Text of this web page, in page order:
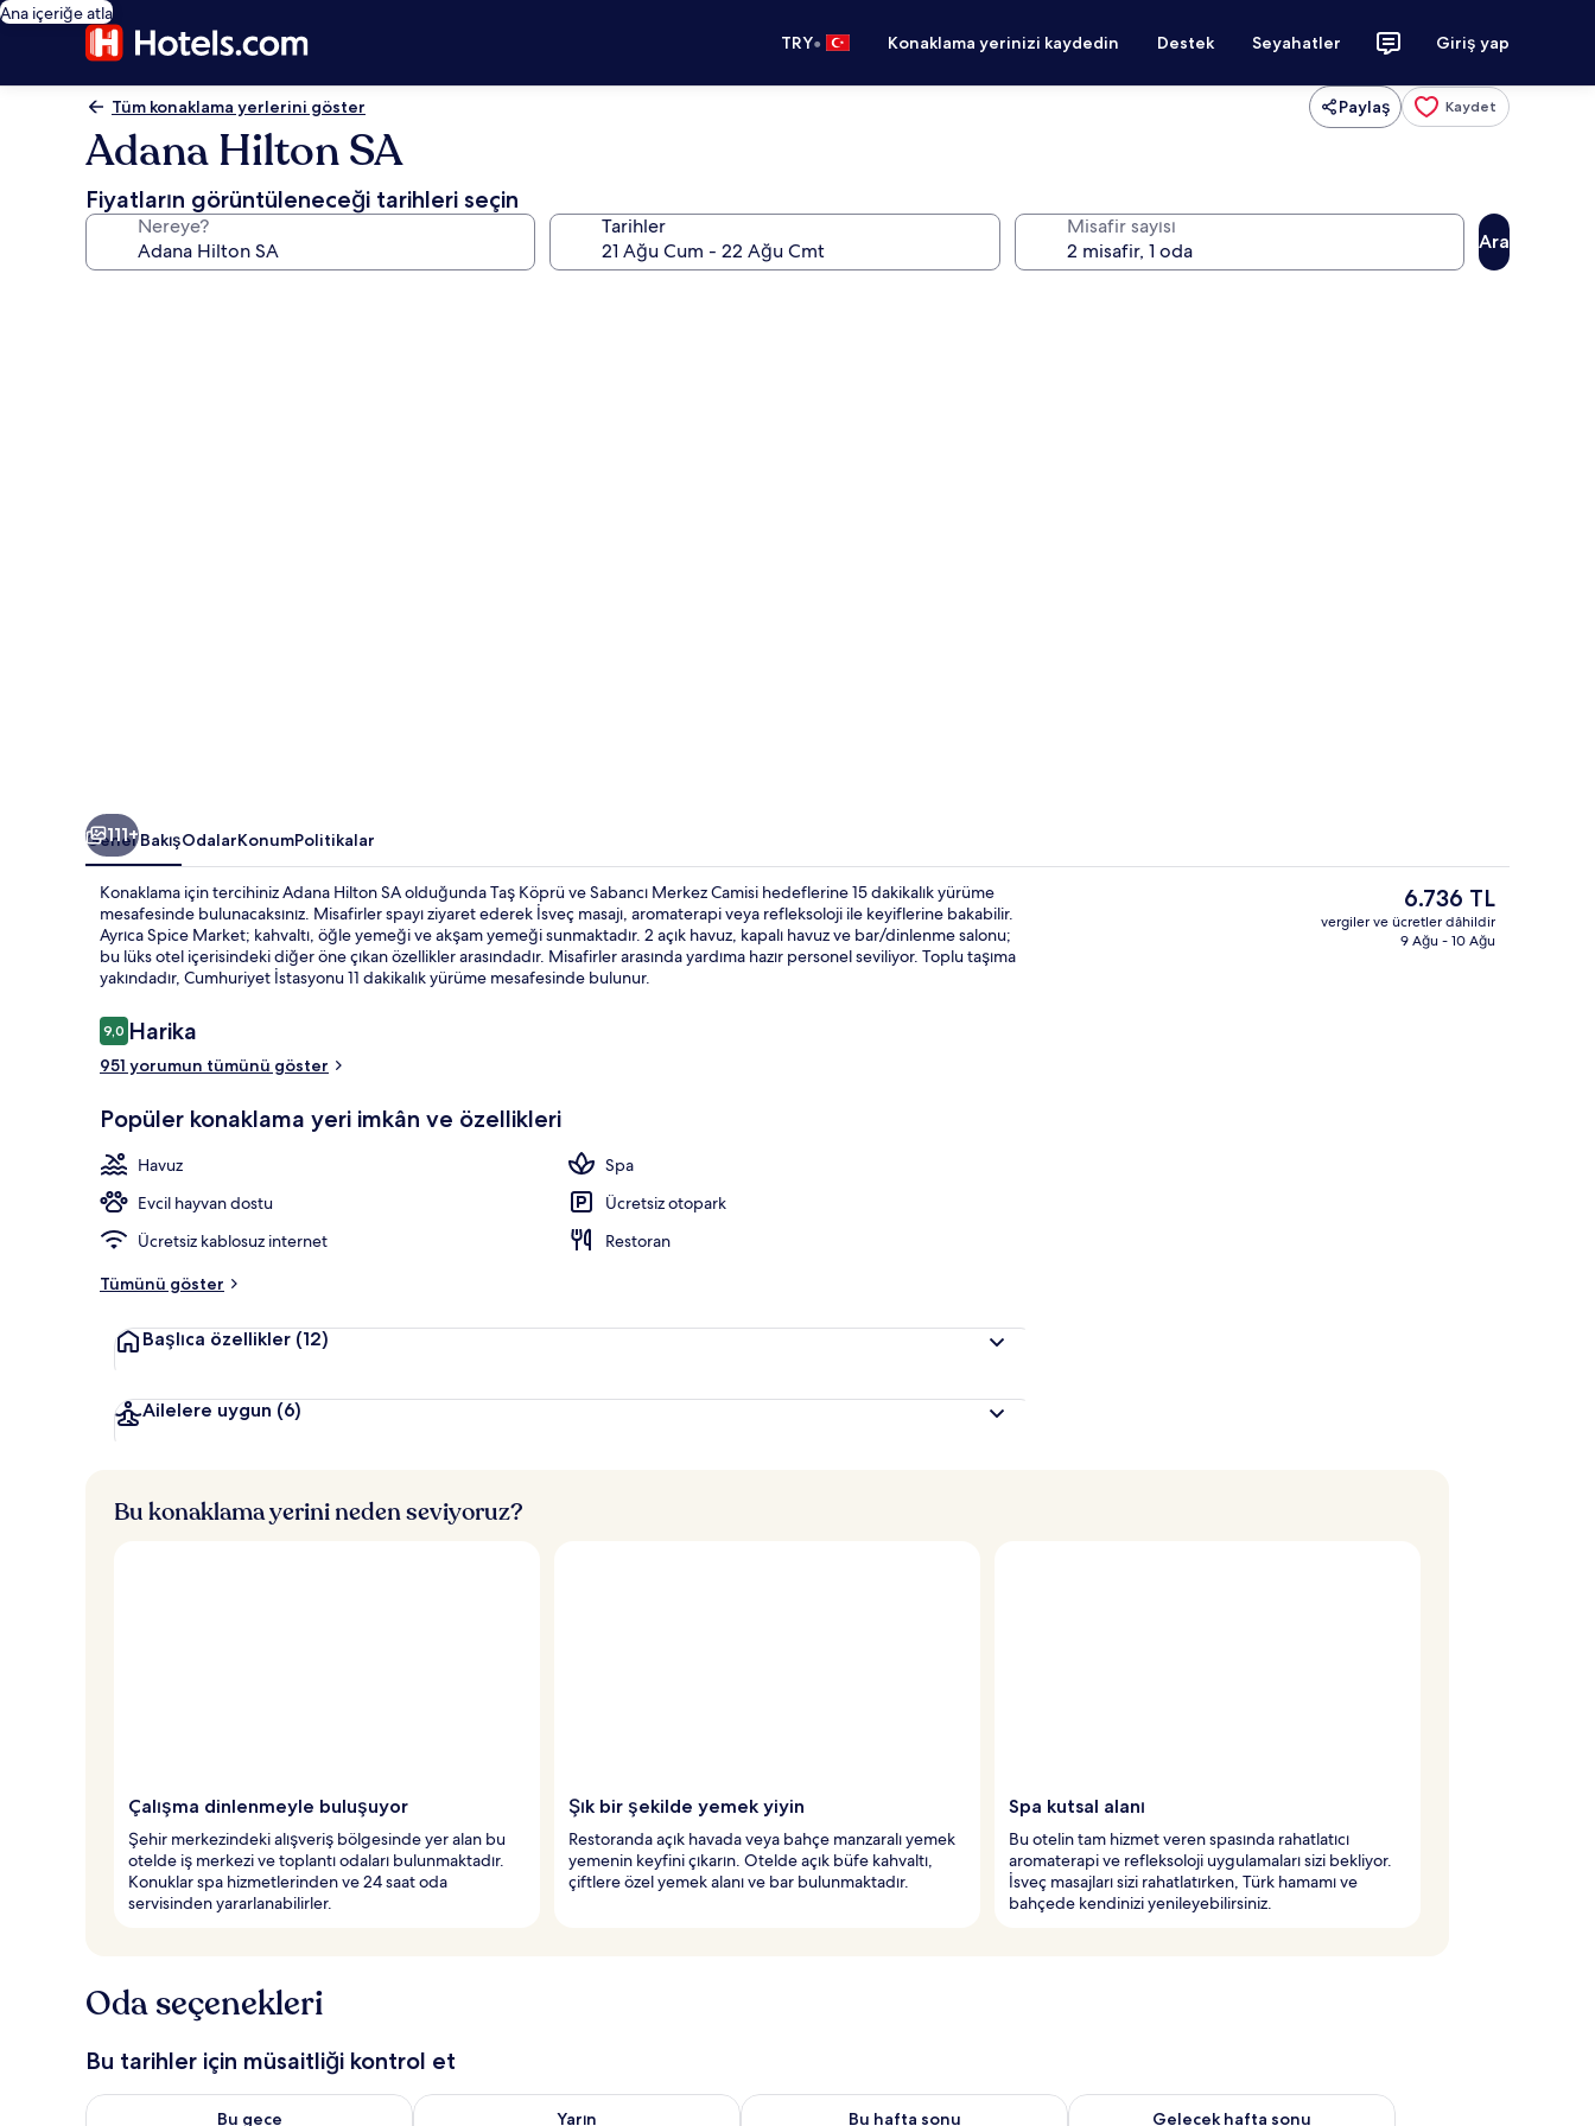
Ana içeriğe atla
TRY• Konaklama yerinizi kaydedin Destek Seyahatler Giriş yap
Tüm konaklama yerlerini göster Paylaş Kaydet
Adana Hilton SA
Fiyatların görüntüleneceği tarihleri seçin
Nereye? Tarihler Misafir sayısı
Ara
Presidential Süit | Minibar, odada kasa, masa, dizüstü bilgisayar çalışma alanı
111+
Genel BakışOdalarKonumPolitikalar
Konaklama için tercihiniz Adana Hilton SA olduğunda Taş Köprü ve Sabancı Merkez Camisi hedeflerine 15 dakikalık yürüme
mesafesinde bulunacaksınız. Misafirler spayı ziyaret ederek İsveç masajı, aromaterapi veya refleksoloji ile keyiflerine bakabilir.
Ayrıca Spice Market; kahvaltı, öğle yemeği ve akşam yemeği sunmaktadır. 2 açık havuz, kapalı havuz ve bar/dinlenme salonu;
bu lüks otel içerisindeki diğer öne çıkan özellikler arasındadır. Misafirler arasında yardıma hazır personel seviliyor. Toplu taşıma
yakındadır, Cumhuriyet İstasyonu 11 dakikalık yürüme mesafesinde bulunur.
Yorumlar
9,09,0/10
Harika
951 yorumun tümünü göster
Popüler konaklama yeri imkân ve özellikleri
Havuz
Spa
Evcil hayvan dostu
Ücretsiz otopark
Ücretsiz kablosuz internet
Restoran
Tümünü göster
Başlıca özellikler (12)
Ailelere uygun (6)
Şu
anki
fiyat
6.736 TL
vergiler ve ücretler dâhildir
9 Ağu - 10 Ağu
Bu konaklama yerini neden seviyoruz?
Çalışma dinlenmeyle buluşuyor
Şehir merkezindeki alışveriş bölgesinde yer alan bu
otelde iş merkezi ve toplantı odaları bulunmaktadır.
Konuklar spa hizmetlerinden ve 24 saat oda
servisinden yararlanabilirler.
Şık bir şekilde yemek yiyin
Restoranda açık havada veya bahçe manzaralı yemek
yemenin keyfini çıkarın. Otelde açık büfe kahvaltı,
çiftlere özel yemek alanı ve bar bulunmaktadır.
Spa kutsal alanı
Bu otelin tam hizmet veren spasında rahatlatıcı
aromaterapi ve refleksoloji uygulamaları sizi bekliyor.
İsveç masajları sizi rahatlatırken, Türk hamamı ve
bahçede kendinizi yenileyebilirsiniz.
Oda seçenekleri
Bu tarihler için müsaitliği kontrol et
Bu gece
Bu gece için müsaitliği kontrol et Ağu 7 - Ağu 8
Yarın
Yarın için müsaitliği kontrol et Ağu 8 - Ağu 9
Bu hafta sonu
Bu hafta sonu için müsaitliği kontrol et Ağu 7 - Ağu 9
Gelecek hafta sonu
Önümüzdeki hafta sonu için müsaitliği kontrol et Ağu 14 -